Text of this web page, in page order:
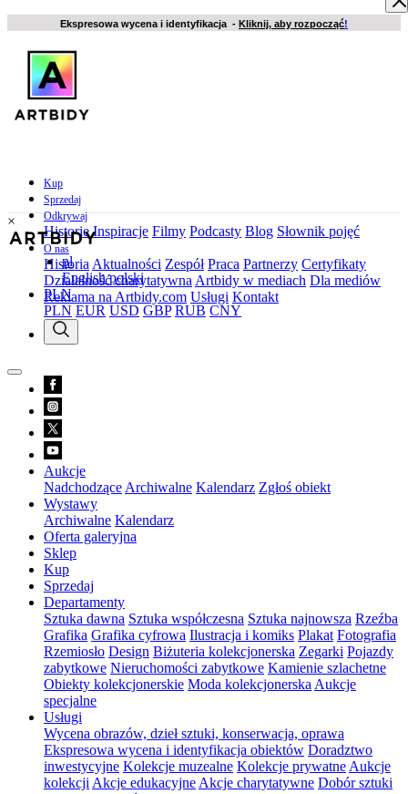
Ekspresowa wycena i identyfikacja - Kliknij, aby rozpocząć!
Kup
Sprzedaj
Odkrywaj
Historie Inspiracje Filmy Podcasty Blog Słownik pojęć
O nas
Historia Aktualności Zespół Praca Partnerzy Certyfikaty
Działalność charytatywna Artbidy w mediach Dla mediów
Reklama na Artbidy.com Usługi Kontakt
×
pl
Englishpolski
PLN
PLN EUR USD GBP RUB CNY
Aukcje
Nadchodzące Archiwalne Kalendarz Zgłoś obiekt
Wystawy
Archiwalne Kalendarz
Oferta galeryjna
Sklep
Kup
Sprzedaj
Departamenty
Sztuka dawna Sztuka współczesna Sztuka najnowsza Rzeźba
Grafika Grafika cyfrowa Ilustracja i komiks Plakat Fotografia
Rzemiosło Design Biżuteria kolekcjonerska Zegarki Pojazdy
zabytkowe Nieruchomości zabytkowe Kamienie szlachetne
Obiekty kolekcjonerskie Moda kolekcjonerska Aukcje
specjalne
Usługi
Wycena obrazów, dzieł sztuki, konserwacja, oprawa
Ekspresowa wycena i identyfikacja obiektów Doradztwo
inwestycyjne Kolekcje muzealne Kolekcje prywatne Aukcje
kolekcji Akcje edukacyjne Akcje charytatywne Dobór sztuki